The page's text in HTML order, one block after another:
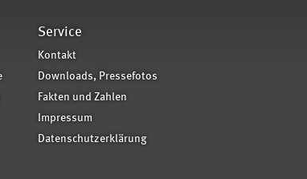
Service
Kontakt
Downloads, Pressefotos
Fakten und Zahlen
Impressum
Datenschutzerklärung